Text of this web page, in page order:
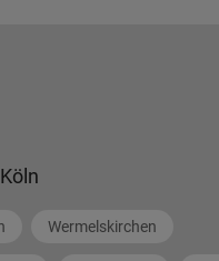
Wermelskirchen